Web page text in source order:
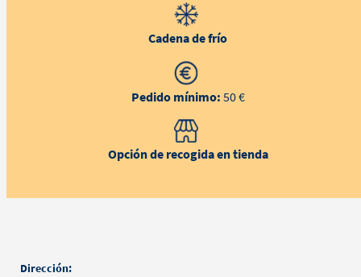
Cadena de frío
Pedido mínimo: 50 €
Opción de recogida en tienda
Dirección: